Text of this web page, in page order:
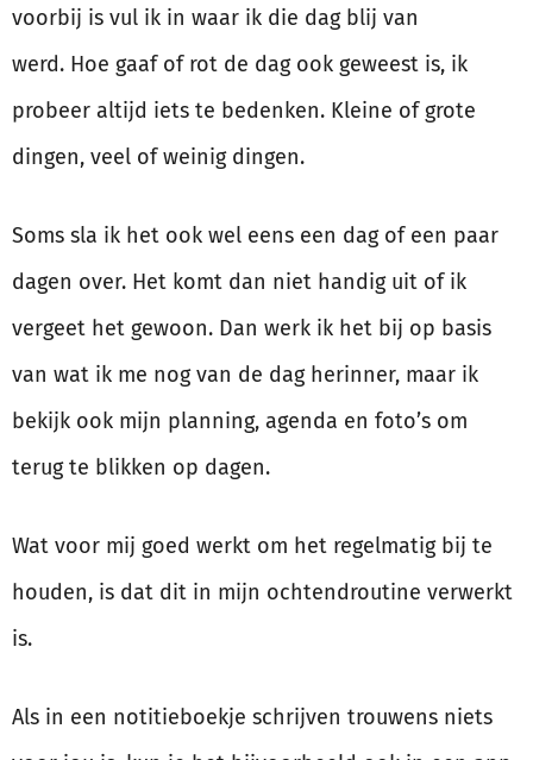
voorbij is vul ik in waar ik die dag blij van
werd. Hoe gaaf of rot de dag ook geweest is, ik
probeer altijd iets te bedenken. Kleine of grote
dingen, veel of weinig dingen.
Soms sla ik het ook wel eens een dag of een paar
dagen over. Het komt dan niet handig uit of ik
vergeet het gewoon. Dan werk ik het bij op basis
van wat ik me nog van de dag herinner, maar ik
bekijk ook mijn planning, agenda en foto’s om
terug te blikken op dagen.
Wat voor mij goed werkt om het regelmatig bij te
houden, is dat dit in mijn ochtendroutine verwerkt
is.
Als in een notitieboekje schrijven trouwens niets